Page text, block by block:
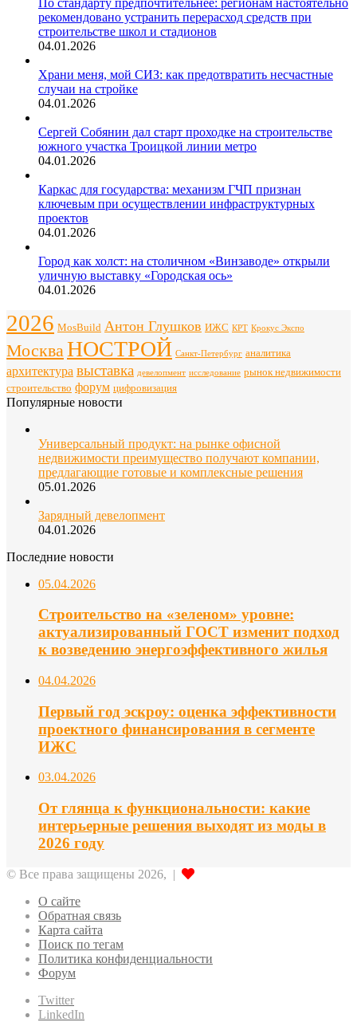
рекомендовано устранить перерасход средств при
строительстве школ и стадионов
04.01.2026
Храни меня, мой СИЗ: как предотвратить несчастные
случаи на стройке
04.01.2026
Сергей Собянин дал старт проходке на строительстве
южного участка Троицкой линии метро
04.01.2026
Каркас для государства: механизм ГЧП признан
ключевым при осуществлении инфраструктурных
проектов
04.01.2026
Город как холст: на столичном «Винзаводе» открыли
уличную выставку «Городская ось»
04.01.2026
2026 MosBuild Антон Глушков ИЖС КРТ Крокус Экспо
Москва НОСТРОЙ Санкт-Петербург аналитика
архитектура выставка девелопмент исследование рынок недвижимости
строительство форум цифровизация
Популярные новости
Универсальный продукт: на рынке офисной
недвижимости преимущество получают компании,
предлагающие готовые и комплексные решения
05.01.2026
Зарядный девелопмент
04.01.2026
Последние новости
05.04.2026
Строительство на «зеленом» уровне:
актуализированный ГОСТ изменит подход
к возведению энергоэффективного жилья
04.04.2026
Первый год эскроу: оценка эффективности
проектного финансирования в сегменте
ИЖС
03.04.2026
От глянца к функциональности: какие
интерьерные решения выходят из моды в
2026 году
© Все права защищены 2026, |
О сайте
Обратная связь
Карта сайта
Поиск по тегам
Политика конфиденциальности
Форум
Twitter
LinkedIn